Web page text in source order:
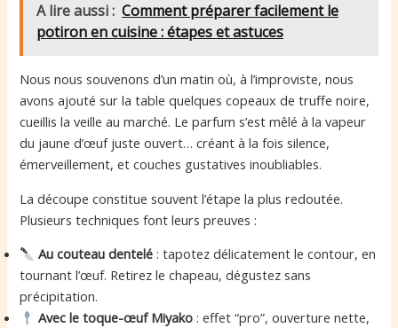
A lire aussi : Comment préparer facilement le
potiron en cuisine : étapes et astuces
Nous nous souvenons d’un matin où, à l’improviste, nous
avons ajouté sur la table quelques copeaux de truffe noire,
cueillis la veille au marché. Le parfum s’est mêlé à la vapeur
du jaune d’œuf juste ouvert… créant à la fois silence,
émerveillement, et couches gustatives inoubliables.
La découpe constitue souvent l’étape la plus redoutée.
Plusieurs techniques font leurs preuves :
Au couteau dentelé : tapotez délicatement le contour, en
tournant l’œuf. Retirez le chapeau, dégustez sans
précipitation.
Avec le toque-œuf Miyako : effet “pro”, ouverture nette,